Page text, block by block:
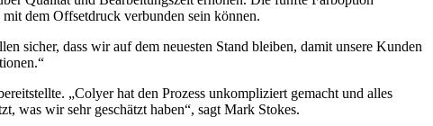
dem Offsetdruck verbunden sein können.
sicher, dass wir auf dem neuesten Stand bleiben, damit unsere Kunden
„Colyer hat den Prozess unkompliziert gemacht und alles
was wir sehr geschätzt haben“, sagt Mark Stokes.